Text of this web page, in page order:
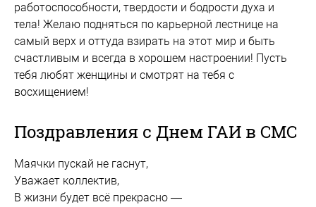
работоспособности, твердости и бодрости духа и
тела! Желаю подняться по карьерной лестнице на
самый верх и оттуда взирать на этот мир и быть
счастливым и всегда в хорошем настроении! Пусть
тебя любят женщины и смотрят на тебя с
восхищением!
Поздравления с Днем ГАИ в СМС
Маячки пускай не гаснут,
Уважает коллектив,
В жизни будет всё прекрасно —